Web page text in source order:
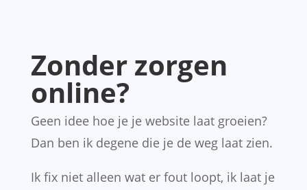
Zonder zorgen
online?
Geen idee hoe je je website laat groeien?
Dan ben ik degene die je de weg laat zien.
Ik fix niet alleen wat er fout loopt, ik laat je